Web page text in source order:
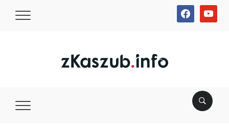
facebookyoutube